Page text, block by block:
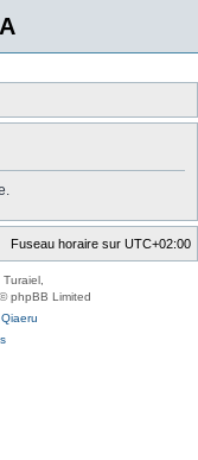
Fuseau horaire sur UTC+02:00
, Turaiel,
phpBB Limited
Qiaeru